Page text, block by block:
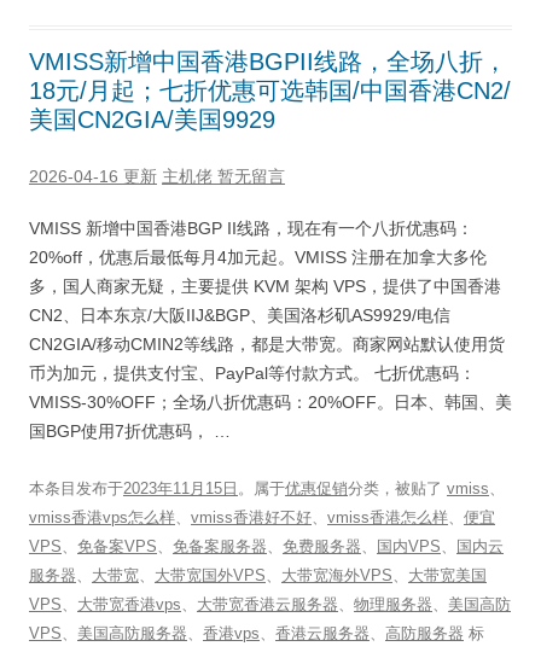
VMISS新增中国香港BGPII线路，全场八折，
18元/月起；七折优惠可选韩国/中国香港CN2/
美国CN2GIA/美国9929
2026-04-16 更新 主机佬 暂无留言
VMISS 新增中国香港BGP II线路，现在有一个八折优惠码：
20%off，优惠后最低每月4加元起。VMISS 注册在加拿大多伦
多，国人商家无疑，主要提供 KVM 架构 VPS，提供了中国香港
CN2、日本东京/大阪IIJ&BGP、美国洛杉矶AS9929/电信
CN2GIA/移动CMIN2等线路，都是大带宽。商家网站默认使用货
币为加元，提供支付宝、PayPal等付款方式。 七折优惠码：
VMISS-30%OFF；全场八折优惠码：20%OFF。日本、韩国、美
国BGP使用7折优惠码， …
本条目发布于2023年11月15日 。属于优惠促销分类，被贴了 vmiss、
vmiss香港vps怎么样、 vmiss香港好不好、 vmiss香港怎么样、 便宜
VPS、 免备案VPS、 免备案服务器、 免费服务器、 国内VPS、
国内云
服务器、 大带宽、 大带宽国外VPS、 大带宽海外VPS、 大带宽美国
VPS、 大带宽香港vps、 大带宽香港云服务器、 物理服务器、 美国高防
VPS、 美国高防服务器、 香港vps、 香港云服务器、 高防服务器 标